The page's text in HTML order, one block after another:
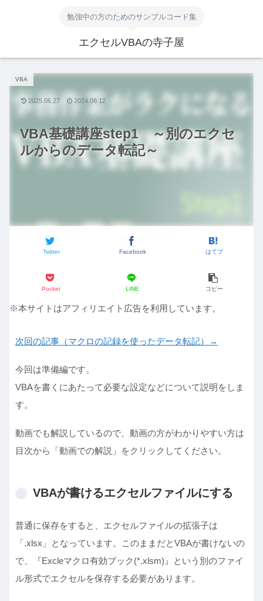
勉強中の方のためのサンプルコード集
エクセルVBAの寺子屋
VBA基礎講座step1 ～別のエクセ
ルからのデータ転記～
VBA
Twitter Facebook はてブ
Pocket LINE コピー
2025.06.27 2024.08.12
※本サイトはアフィリエイト広告を利用しています。
次回の記事（マクロの記録を使ったデータ転記）→
今回は準備編です。
VBAを書くにあたって必要な設定などについて説明をしま
す。
動画でも解説しているので、動画の方がわかりやすい方は
目次から「動画での解説」をクリックしてください。
VBAが書けるエクセルファイルにする
普通に保存をすると、エクセルファイルの拡張子は
「.xlsx」となっています。このままだとVBAが書けないの
で、『Excleマクロ有効ブック(*.xlsm)』という別のファイ
ル形式でエクセルを保存する必要があります。